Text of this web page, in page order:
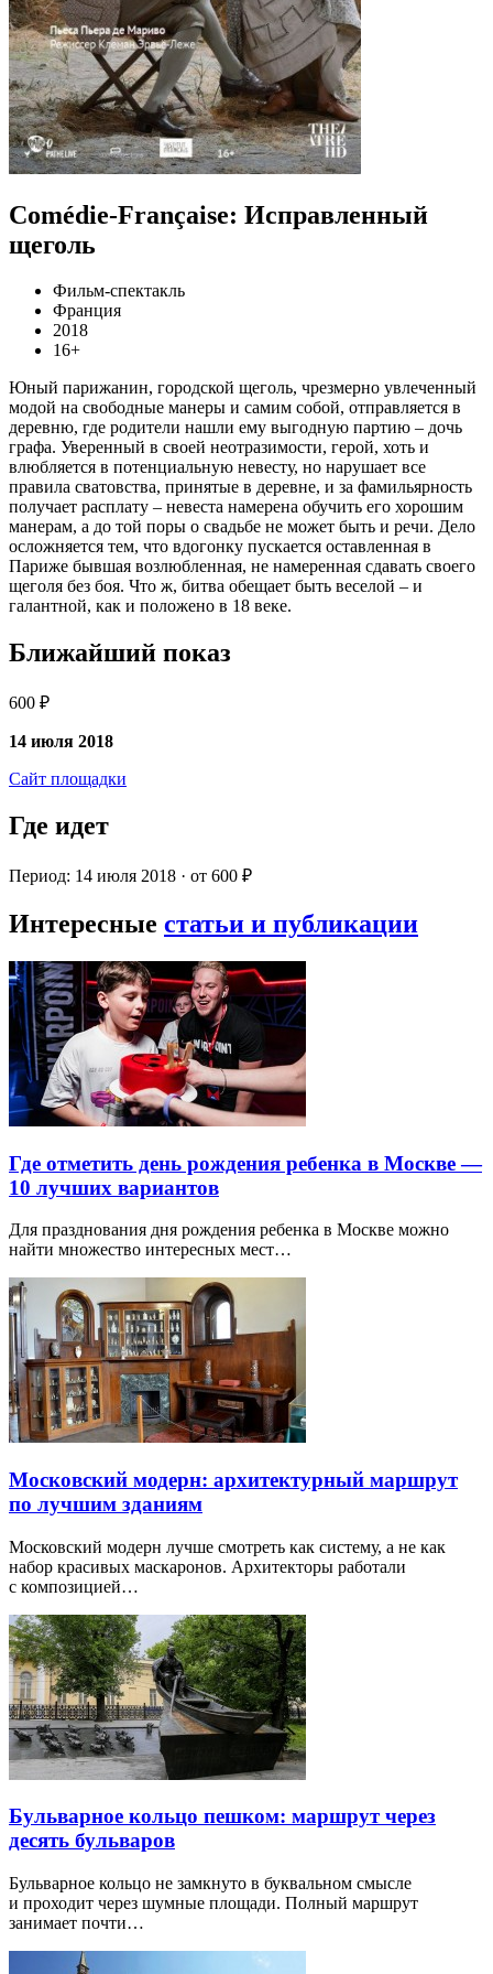
Comédie-Française: Исправленный
щеголь
Фильм-спектакль
Франция
2018
16+
Юный парижанин, городской щеголь, чрезмерно увлеченный
модой на свободные манеры и самим собой, отправляется в
деревню, где родители нашли ему выгодную партию – дочь
графа. Уверенный в своей неотразимости, герой, хоть и
влюбляется в потенциальную невесту, но нарушает все
правила сватовства, принятые в деревне, и за фамильярность
получает расплату – невеста намерена обучить его хорошим
манерам, а до той поры о свадьбе не может быть и речи. Дело
осложняется тем, что вдогонку пускается оставленная в
Париже бывшая возлюбленная, не намеренная сдавать своего
щеголя без боя. Что ж, битва обещает быть веселой – и
галантной, как и положено в 18 веке.
Ближайший показ
600 ₽
14 июля 2018
Сайт площадки
Где идет
Период: 14 июля 2018 · от 600 ₽
Интересные статьи и публикации
Где отметить день рождения ребенка в Москве —
10 лучших вариантов
Для празднования дня рождения ребенка в Москве можно
найти множество интересных мест…
Московский модерн: архитектурный маршрут
по лучшим зданиям
Московский модерн лучше смотреть как систему, а не как
набор красивых маскаронов. Архитекторы работали
с композицией…
Бульварное кольцо пешком: маршрут через
десять бульваров
Бульварное кольцо не замкнуто в буквальном смысле
и проходит через шумные площади. Полный маршрут
занимает почти…